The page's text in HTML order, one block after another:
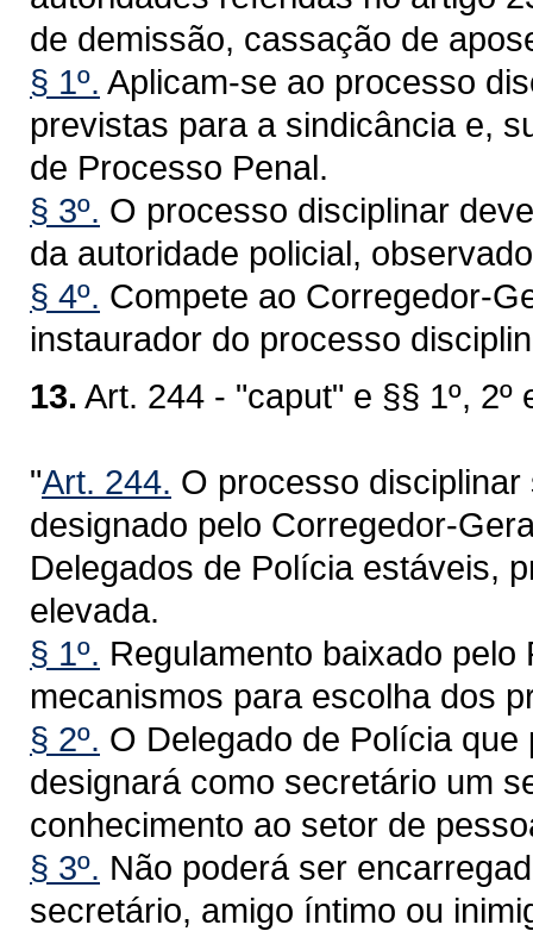
de demissão, cassação de
§ 1º. Aplicam-se ao processo
previstas para a sindicância e,
de Processo Penal.
§ 3º. O processo disciplinar
da autoridade policial,
§ 4º. Compete ao Corregedor-
instaurador do processo
13. Art. 244 - "caput" e §§ 1º,
"Art. 244. O processo
designado pelo Corregedor-
Delegados de Polícia estáveis,
elevada.
§ 1º. Regulamento baixado
mecanismos para escolha dos
§ 2º. O Delegado de Polícia
designará como secretário um
conhecimento ao setor de
§ 3º. Não poderá ser
secretário, amigo íntimo ou